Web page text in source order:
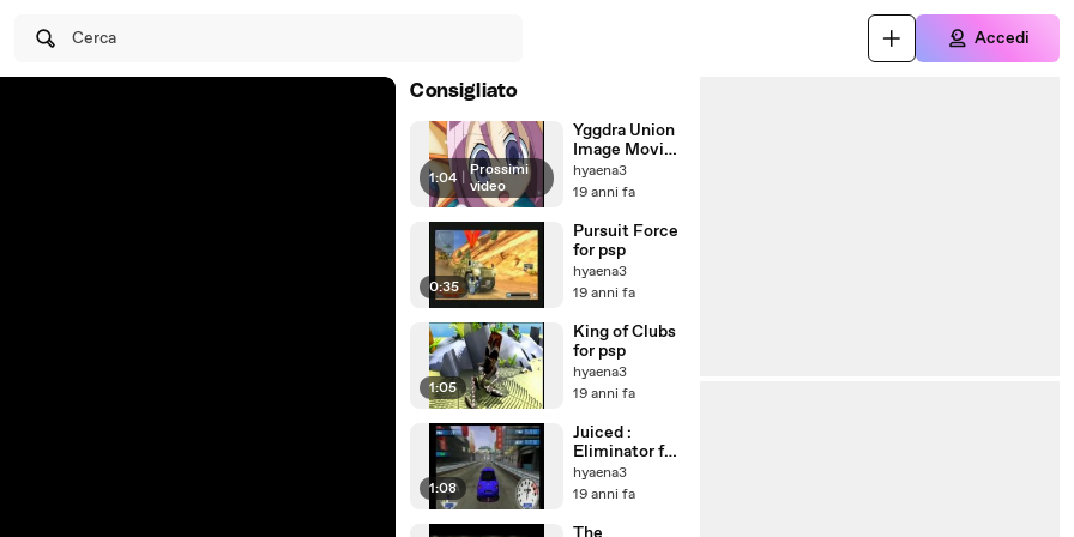
Cerca Accedi
Consigliato
1:04
Prossimi
video
Yggdra Union
Image Movie
for PSP
hyaena3
19 anni fa
0:35
Pursuit Force
for psp
hyaena3
19 anni fa
1:05
King of Clubs
for psp
hyaena3
19 anni fa
1:08
Juiced :
Eliminator for
psp
hyaena3
19 anni fa